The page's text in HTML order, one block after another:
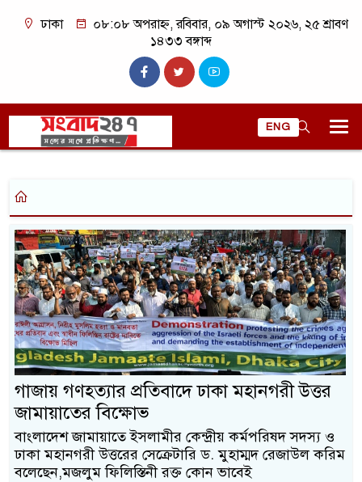
ঢাকা
০৮:০৮ অপরাহ্ন, রবিবার, ০৯ অগাস্ট ২০২৬, ২৫ শ্রাবণ
১৪৩৩ বঙ্গাব্দ
ENG
গাজায় গণহত্যার প্রতিবাদে ঢাকা মহানগরী উত্তর
জামায়াতের বিক্ষোভ
বাংলাদেশ জামায়াতে ইসলামীর কেন্দ্রীয় কর্মপরিষদ সদস্য ও
ঢাকা মহানগরী উত্তরের সেক্রেটারি ড. মুহাম্মদ রেজাউল করিম
বলেছেন,মজলুম ফিলিস্তিনী রক্ত কোন ভাবেই